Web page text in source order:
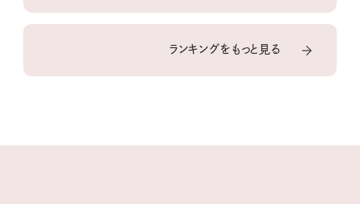
ランキングをもっと見る